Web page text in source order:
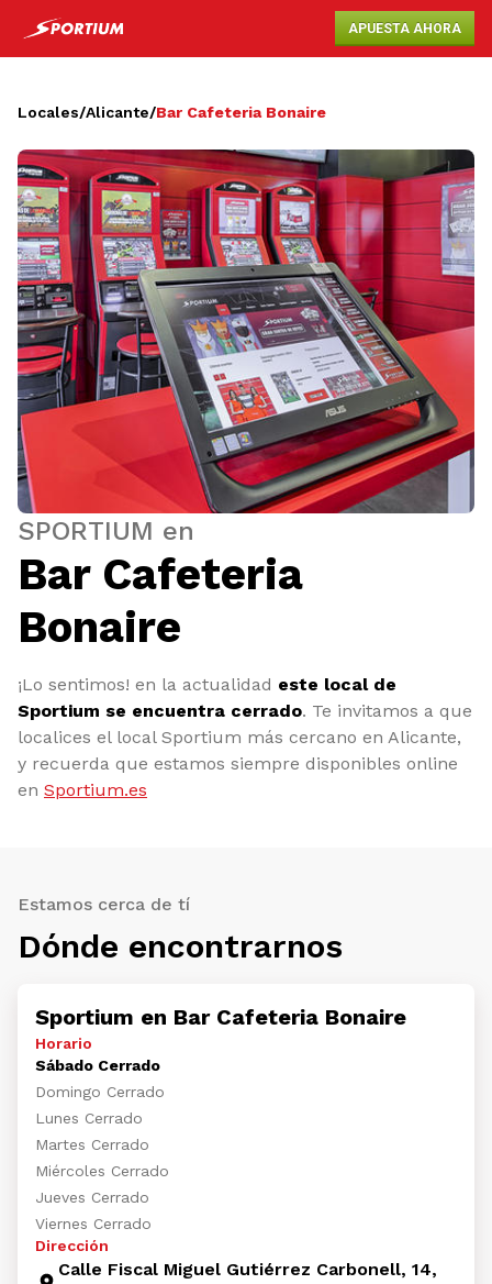
APUESTA AHORA
Locales/Alicante/Bar Cafeteria Bonaire
SPORTIUM en
Bar Cafeteria
Bonaire
¡Lo sentimos! en la actualidad este local de
Sportium se encuentra cerrado. Te invitamos a que
localices el local Sportium más cercano en Alicante,
y recuerda que estamos siempre disponibles online
en Sportium.es
Estamos cerca de tí
Dónde encontrarnos
Sportium en Bar Cafeteria Bonaire
Horario
Sábado Cerrado
Domingo Cerrado
Lunes Cerrado
Martes Cerrado
Miércoles Cerrado
Jueves Cerrado
Viernes Cerrado
Dirección
Calle Fiscal Miguel Gutiérrez Carbonell, 14,